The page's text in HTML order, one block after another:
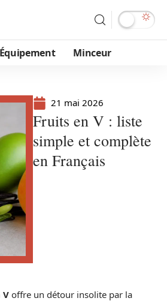
Équipement Minceur
21 mai 2026
Fruits en V : liste
simple et complète
en Français
V offre un détour insolite par la